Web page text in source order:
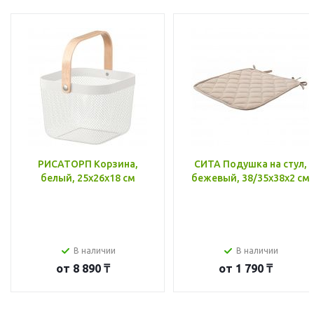
РИСАТОРП Корзина,
белый, 25x26x18 см
В наличии
от 8 890 ₸
СИТА Подушка на стул,
бежевый, 38/35x38x2 см
В наличии
от 1 790 ₸